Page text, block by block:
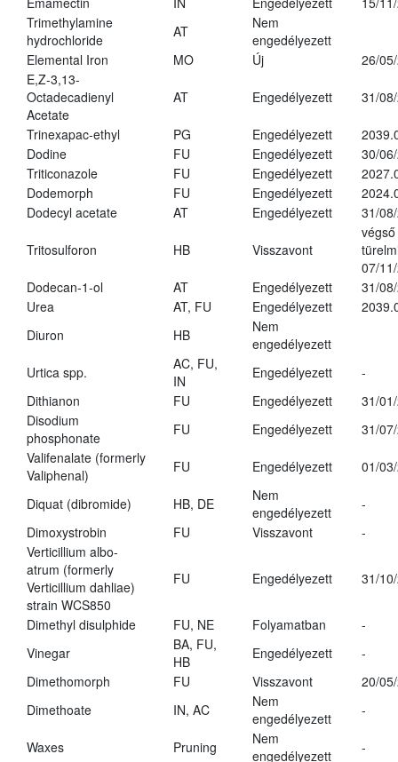
Trimethylamine
hydrochloride
AT
Nem
engedélyezett
Elemental Iron
MO Új
26/
E,Z-3,13-
Octadecadienyl
Acetate
AT Engedélyezett 31/
Trinexapac-ethyl PG Engedélyezett
Dodine
FU Engedélyezett
30/
Triticonazole
FU Engedélyezett
Dodemorph
FU Engedélyezett
Dodecyl acetate
AT Engedélyezett 31/
Tritosulforon HB Visszavont
végső
07/
Dodecan-1-ol
AT Engedélyezett
31/
Urea
AT, FU Engedélyezett
Diuron
HB
Nem
engedélyezett
Urtica spp.
AC, FU,
IN
Engedélyezett
-
Dithianon
FU Engedélyezett
31/
Disodium
phosphonate
FU Engedélyezett
31/
Valifenalate (formerly
Valiphenal)
FU Engedélyezett 01/
Diquat (dibromide) HB, DE
Nem
engedélyezett
-
Dimoxystrobin
FU Visszavont
-
Verticillium albo-
atrum (formerly
Verticillium dahliae)
strain WCS850
FU Engedélyezett 31/
Dimethyl disulphide FU, NE Folyamatban
-
Vinegar
BA, FU,
HB
Engedélyezett
-
Dimethomorph
FU Visszavont
20/
Dimethoate
IN, AC
Nem
engedélyezett
-
Waxes Pruning
Nem
engedélyezett
-